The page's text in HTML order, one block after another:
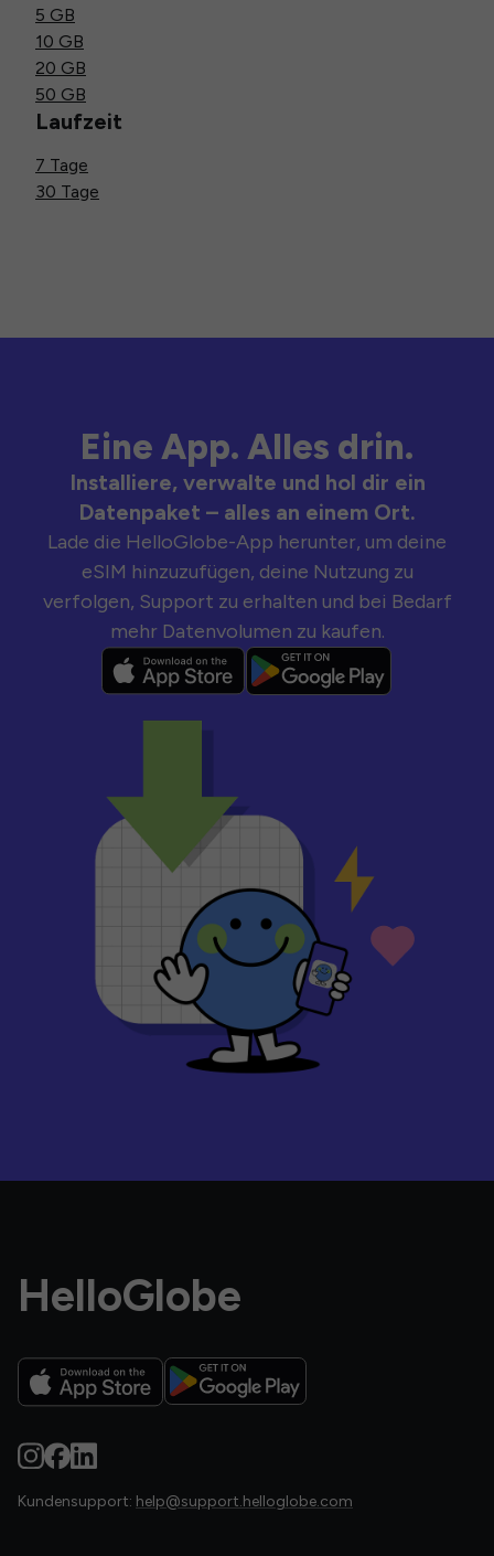
5 GB
10 GB
20 GB
50 GB
Laufzeit
7 Tage
30 Tage
Eine App. Alles drin.
Installiere, verwalte und hol dir ein
Datenpaket – alles an einem Ort.
Lade die HelloGlobe-App herunter, um deine
eSIM hinzuzufügen, deine Nutzung zu
verfolgen, Support zu erhalten und bei Bedarf
mehr Datenvolumen zu kaufen.
HelloGlobe
Kundensupport: help@support.helloglobe.com